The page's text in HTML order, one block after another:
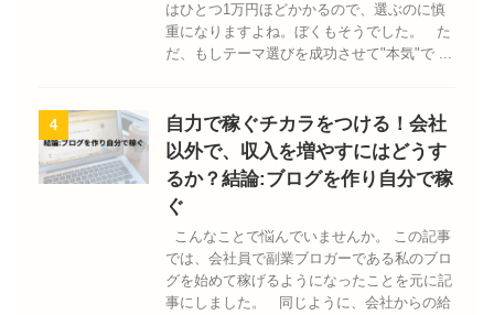
はひとつ1万円ほどかかるので、選ぶのに慎
重になりますよね。ぼくもそうでした。 た
だ、もしテーマ選びを成功させて"本気"で ...
4
自力で稼ぐチカラをつける！会社
以外で、収入を増やすにはどうす
るか？結論:ブログを作り自分で稼
ぐ
こんなことで悩んでいませんか。 この記事
では、会社員で副業ブロガーである私のブロ
グを始めて稼げるようになったことを元に記
事にしました。 同じように、会社からの給